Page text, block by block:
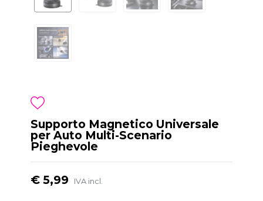
Supporto Magnetico Universale
per Auto Multi-Scenario
Pieghevole
€ 5,99 IVA incl.